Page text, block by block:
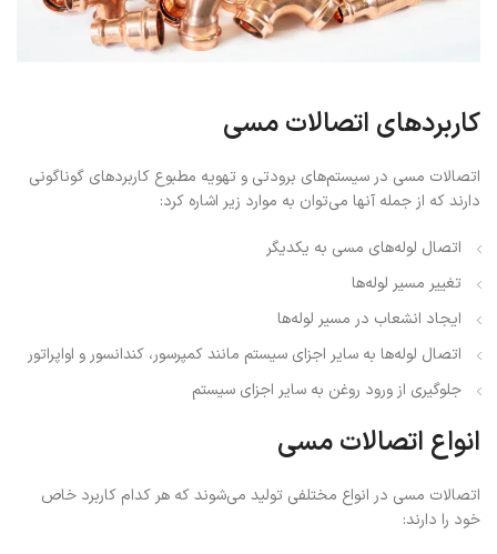
کاربردهای اتصالات مسی
اتصالات مسی در سیستم‌های برودتی و تهویه مطبوع کاربردهای گوناگونی
دارند که از جمله آنها می‌توان به موارد زیر اشاره کرد:
اتصال لوله‌های مسی به یکدیگر
تغییر مسیر لوله‌ها
ایجاد انشعاب در مسیر لوله‌ها
اتصال لوله‌ها به سایر اجزای سیستم مانند کمپرسور، کندانسور و اواپراتور
جلوگیری از ورود روغن به سایر اجزای سیستم
انواع اتصالات مسی
اتصالات مسی در انواع مختلفی تولید می‌شوند که هر کدام کاربرد خاص
خود را دارند: